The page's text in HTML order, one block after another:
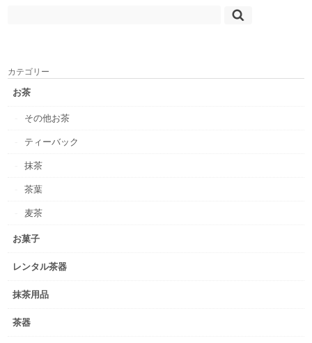
カテゴリー
お茶
その他お茶
ティーバック
抹茶
茶葉
麦茶
お菓子
レンタル茶器
抹茶用品
茶器